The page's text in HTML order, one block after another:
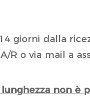
giorni dalla
o via mail a
non è